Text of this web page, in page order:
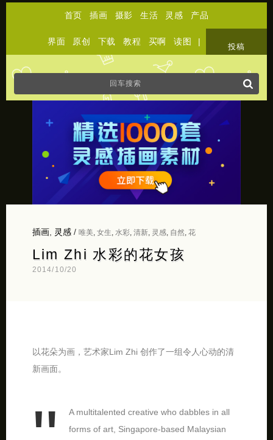
首页 插画 摄影 生活 灵感 产品
界面 原创 下载 教程 买啊 读图 |
投稿
插画, 灵感/ 唯美, 女生 水彩, 清新, 灵感, 自然, 花
Lim Zhi 水彩的花女孩
2014/10/20
以花朵为画，艺术家Lim Zhi 创作了一组令人心动的清
新画面。
A multitalented creative who dabbles in all
forms of art, Singapore-based Malaysian